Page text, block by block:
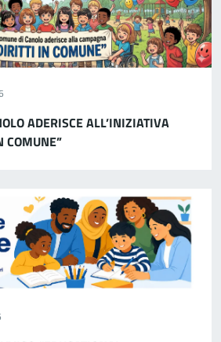
ADERISCE ALL’INIZIATIVA
COMUNE”